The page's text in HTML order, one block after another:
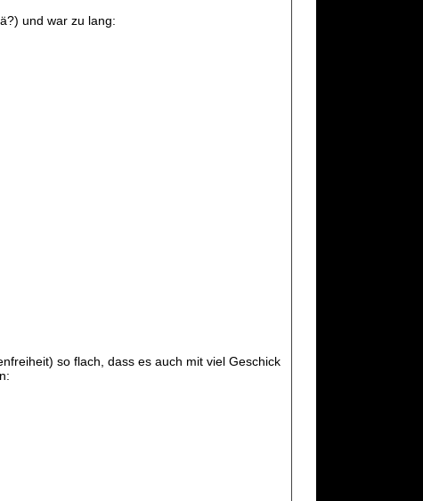
und war zu lang:
so flach, dass es auch mit viel Geschick